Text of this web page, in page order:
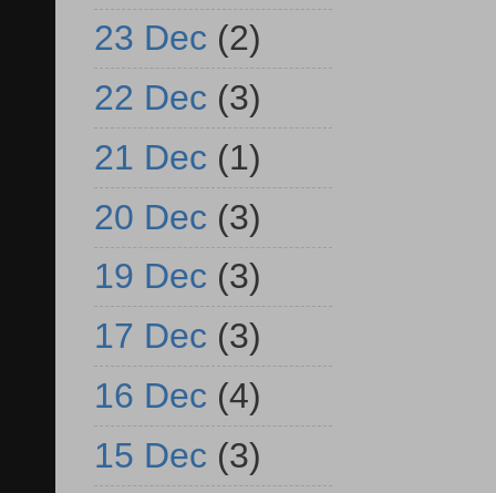
23 Dec (2)
22 Dec (3)
21 Dec (1)
20 Dec (3)
19 Dec (3)
17 Dec (3)
16 Dec (4)
15 Dec (3)